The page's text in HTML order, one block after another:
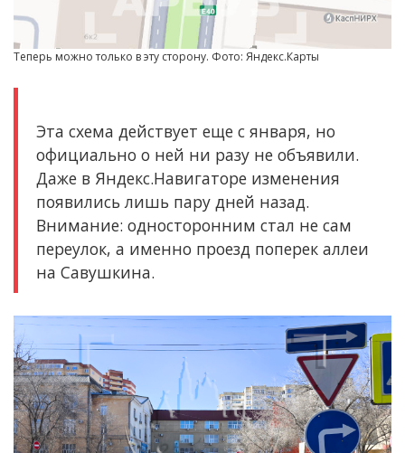
Теперь можно только в эту сторону. Фото: Яндекс.Карты
Эта схема действует еще с января, но
официально о ней ни разу не объявили.
Даже в Яндекс.Навигаторе изменения
появились лишь пару дней назад.
Внимание: односторонним стал не сам
переулок, а именно проезд поперек аллеи
на Савушкина.